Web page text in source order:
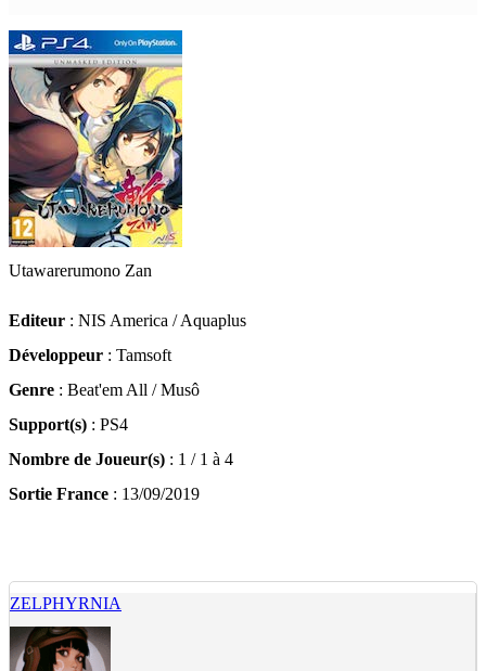
Utawarerumono Zan
Editeur : NIS America / Aquaplus
Développeur : Tamsoft
Genre : Beat'em All / Musô
Support(s) : PS4
Nombre de Joueur(s) : 1 / 1 à 4
Sortie France : 13/09/2019
ZELPHYRNIA